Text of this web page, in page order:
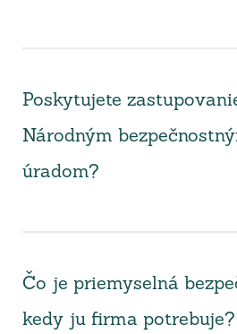
Poskytujete
Národným
úradom?
Čo je priemyselná
kedy ju firma potrebuje?